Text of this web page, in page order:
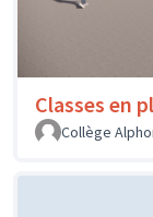
Classes en
Collège